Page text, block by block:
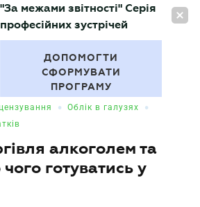
UA
"За межами звітності" Серія
професійних зустрічей
ДОПОМОГТИ
СФОРМУВАТИ
ПРОГРАМУ
• Облік в галузях •
алкоголем та
готуватись у